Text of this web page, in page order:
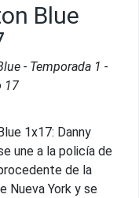
Blue
- Temporada 1 -
17
1x17: Danny
une a la policía de
de la
Nueva York y se